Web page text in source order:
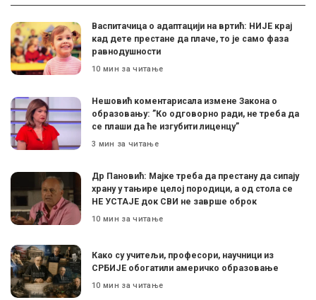
Васпитачица о адаптацији на вртић: НИЈЕ крај
кад дете престане да плаче, то је само фаза
равнодушности
10 мин за читање
Нешовић коментарисала измене Закона о
образовању: ”Ко одговорно ради, не треба да
се плаши да ће изгубити лиценцу”
3 мин за читање
Др Пановић: Мајке треба да престану да сипају
храну у тањире целој породици, а од стола се
НЕ УСТАЈЕ док СВИ не заврше оброк
10 мин за читање
Како су учитељи, професори, научници из
СРБИЈЕ обогатили америчко образовање
10 мин за читање